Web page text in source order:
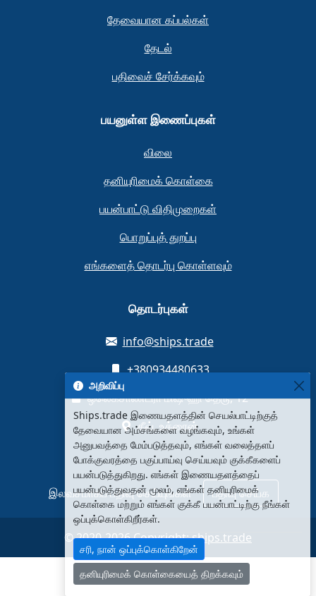
தேவையான கப்பல்கள்
தேடல்
பதிவைச் சேர்க்கவும்
பயனுள்ள இணைப்புகள்
விலை
தனியுரிமைக் கொள்கை
பயன்பாட்டு விதிமுறைகள்
பொறுப்புத் துறப்பு
எங்களைத் தொடர்பு கொள்ளவும்
தொடர்புகள்
info@ships.trade
+380934480633
ஒலெக்சாண்ட்ரா மிஷுஹி தெரு, 12
கீவ், உக்ரைன்
இலவசமாகப் பதிவு செய்யுங்கள் பதிவு செய்க
© 2020-2026 Copyright:ships.trade
அறிவிப்பு
Ships.trade இணையதளத்தின் செயல்பாட்டிற்குத்
தேவையான அம்சங்களை வழங்கவும், உங்கள்
அனுபவத்தை மேம்படுத்தவும், எங்கள் வலைத்தளப்
போக்குவரத்தை பகுப்பாய்வு செய்யவும் குக்கீகளைப்
பயன்படுத்துகிறது. எங்கள் இணையதளத்தைப்
பயன்படுத்துவதன் மூலம், எங்கள் தனியுரிமைக்
கொள்கை மற்றும் எங்கள் குக்கீ பயன்பாட்டிற்கு நீங்கள்
ஒப்புக்கொள்கிறீர்கள்.
சரி, நான் ஒப்புக்கொள்கிறேன்
தனியுரிமைக் கொள்கையைத் திறக்கவும்